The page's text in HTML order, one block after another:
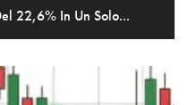
22,6% In Un Solo...